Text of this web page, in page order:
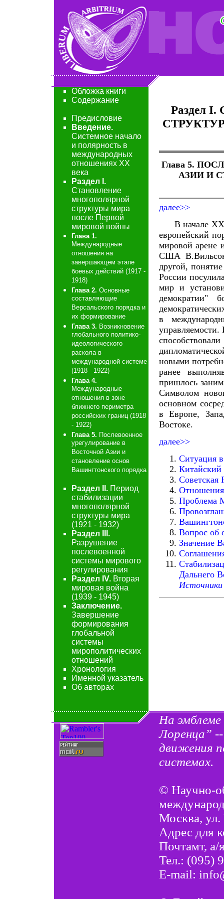
Обложка книги
Содержание
Предисловие
Введение.
Системное начало
и полярность в
международных
отношениях XX
века
Раздел I.
Становление
многополярной
структуры мира
после Первой
мировой войны
Глава 1.
Международные
отношения на
завершающем этапе
боевых действий (1917 -
1918)
Глава 2. Основные
составляющие
Версальского порядка и
их формирование
Глава 3. Возникновение
глобального политико-
идеологического
раскола в
международной системе
(1918 - 1922)
Глава 4.
Международные
отношения в зоне
ближнего периметра
российских границ (1918
- 1922)
Глава 5. Послевоенное
урегулирование в
Восточной Азии и
становление основ
Вашингтонского порядка
Раздел II.Период
стабилизации
многополярной
структуры мира
(1921 - 1932)
Раздел III.
Разрушение
послевоенной
системы мирового
регулирования
Раздел IV.Вторая
мировая война
(1939 - 1945)
Заключение.
Завершение
формирования
глобальной
системы
мирополитических
отношений
Хронология
Именной указатель
Об авторах
Раздел
Глава 5.
АЗИИ И
далее>>
В начале ХХ
европейский
мировой арене
США
другой,
России
мир и
демократии"
в
новыми
ранее
пришлось
Символом
основном
в Европе,
Востоке.
далее>>
Ситуация
Советская
Проблема
Вопрос об
Значение
Дальнего
На
Лоренца”
движения
системах.
© Научно-
Москва, ул.
Адрес для
Почтамт, а/
Тел.: (095)
E-mail: